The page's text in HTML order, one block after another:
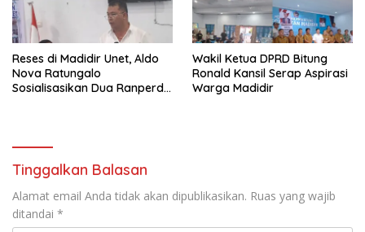
Reses di Madidir Unet, Aldo
Nova Ratungalo
Sosialisasikan Dua Ranperda
Wakil Ketua DPRD Bitung
Ronald Kansil Serap Aspirasi
Warga Madidir
Tinggalkan Balasan
Alamat email Anda tidak akan dipublikasikan. Ruas yang wajib
ditandai *